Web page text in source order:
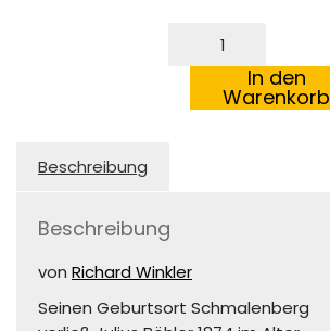
Hausierer
zum
Multimillionär
Menge
In den
Warenkorb
Beschreibung
Beschreibung
von Richard Winkler
Seinen Geburtsort Schmalenberg